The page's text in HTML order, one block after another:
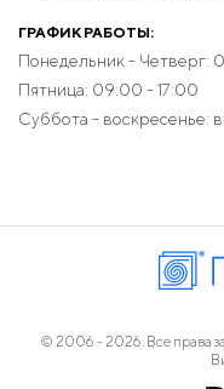
ГРАФИК РАБОТЫ:
Понедельник - Четверг:
Пятница: 09:00 - 17:00
Суббота - воскресенье:
© 2006 - 2026. Все права